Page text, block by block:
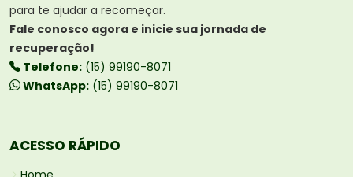
para te ajudar a recomeçar.
Fale conosco agora e inicie sua jornada de
recuperação!
Telefone: (15) 99190-8071
WhatsApp: (15) 99190-8071
ACESSO RÁPIDO